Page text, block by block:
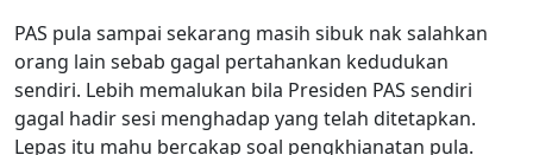
PAS pula sampai sekarang masih sibuk nak salahkan
orang lain sebab gagal pertahankan kedudukan
sendiri. Lebih memalukan bila Presiden PAS sendiri
gagal hadir sesi menghadap yang telah ditetapkan.
Lepas itu mahu bercakap soal pengkhianatan pula.